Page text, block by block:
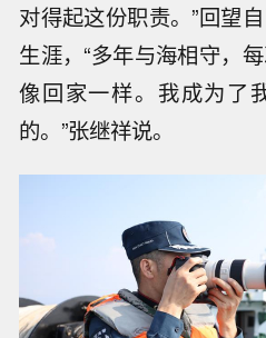
对得起这份职责。”回望
生涯，“多年与海相守，
像回家一样。我成为了
的。”张继祥说。